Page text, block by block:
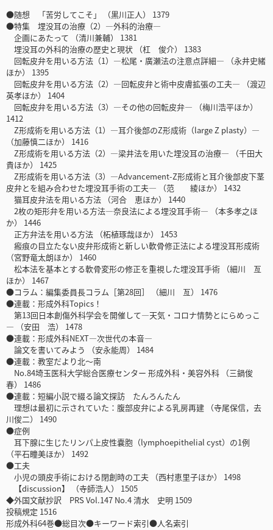
●随想 「苦労してこそ」 （黒川正人） 1379
●特集 埋没耳の治療（2）―外科的治療―
企画にあたって （清川兼輔） 1381
埋没耳の外科的治療の歴史と現状 （杠 俊介） 1383
回転皮弁を用いる方法（1）―松尾・廣瀬法の注意点詳細― （永井史緒
ほか） 1395
回転皮弁を用いる方法（2）―回転皮弁と術中皮膚拡張の工夫― （渡辺
英孝ほか） 1404
回転皮弁を用いる方法（3）―その他の回転皮弁― （梅川浩平ほか）
1412
Z形成術を用いる方法（1）―耳介後部のZ形成術（large Z plasty）―
（加藤慎二ほか） 1416
Z形成術を用いる方法（2）―梁井法を用いた埋没耳の治療― （千田大
貴ほか） 1425
Z形成術を用いる方法（3）―Advancement-Z形成術と耳介後部皮下茎
皮弁とを組み合わせた埋没耳手術の工夫― （范 綾ほか） 1432
猫耳皮弁法を用いる方法 （河合 恵ほか） 1440
2枚の矩形弁を用いる方法―奈良法による埋没耳手術― （本多孝之ほ
か） 1446
正方弁法を用いる方法 （柘植琢哉ほか） 1453
瘢痕の目立たない皮弁形成術と新しい軟骨修正法による埋没耳形成術
（宮野竜太朗ほか） 1460
松本法を基本とする軟骨変形の修正を重視した埋没耳手術 （細川 亙
ほか） 1467
●コラム：編集委員長コラム［第28回］ （細川 亙） 1476
●連載：形成外科Topics！
第13回日本創傷外科学会を開催して―天気・コロナ情勢とにらめっこ
― （安田 浩） 1478
●連載：形成外科NEXT―次世代の本音―
論文を書いてみよう （安永能周） 1484
●連載：教室だより北～南
No.84埼玉医科大学総合医療センター 形成外科・美容外科 （三鍋俊
春） 1486
●連載：短編小説で綴る論文探訪 たんろんたん
理想は最初に示されていた：腹部皮弁による乳房再建 （寺尾保信，去
川俊二） 1490
●症例
耳下腺に生じたリンパ上皮性嚢胞（lymphoepithelial cyst）の1例
（平石瞳美ほか） 1492
●工夫
小児の頭皮手術における閉創時の工夫 （西村恵里子ほか） 1498
【discussion】 （寺師浩人） 1505
◆外国文献抄訳 PRS Vol.147 No.4 清水 史明 1509
投稿規定 1516
形成外科64巻●総目次●キーワード索引●人名索引